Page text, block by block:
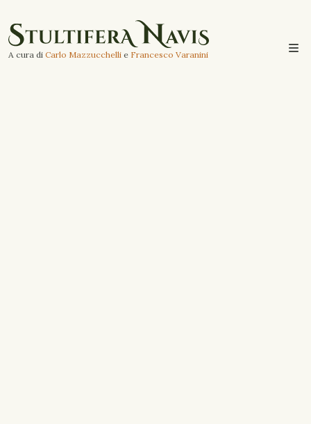
A cura di Carlo Mazzucchelli e Francesco Varanini